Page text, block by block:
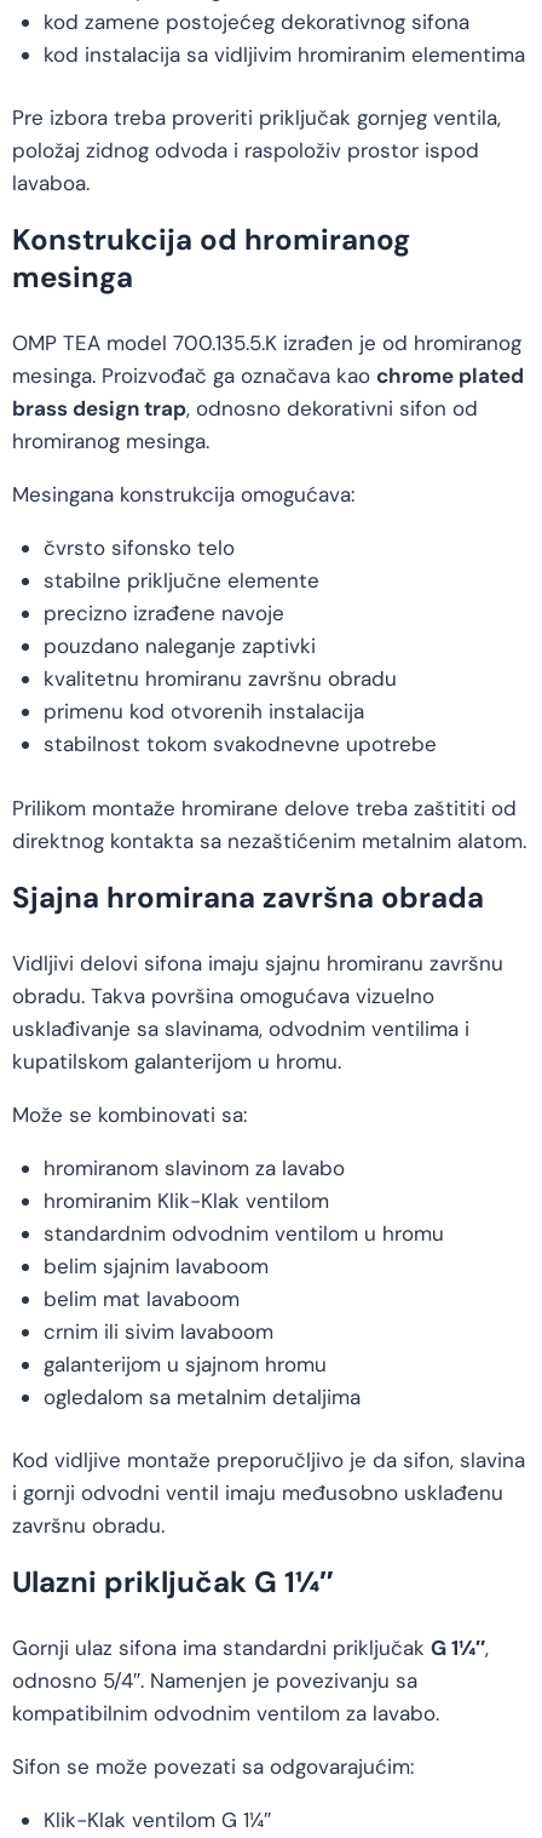
kod zamene postojećeg dekorativnog sifona
kod instalacija sa vidljivim hromiranim elementima
Pre izbora treba proveriti priključak gornjeg ventila,
položaj zidnog odvoda i raspoloživ prostor ispod
lavaboa.
Konstrukcija od hromiranog
mesinga
OMP TEA model 700.135.5.K izrađen je od hromiranog
mesinga. Proizvođač ga označava kao chrome plated
brass design trap, odnosno dekorativni sifon od
hromiranog mesinga.
Mesingana konstrukcija omogućava:
čvrsto sifonsko telo
stabilne priključne elemente
precizno izrađene navoje
pouzdano naleganje zaptivki
kvalitetnu hromiranu završnu obradu
primenu kod otvorenih instalacija
stabilnost tokom svakodnevne upotrebe
Prilikom montaže hromirane delove treba zaštititi od
direktnog kontakta sa nezaštićenim metalnim alatom.
Sjajna hromirana završna obrada
Vidljivi delovi sifona imaju sjajnu hromiranu završnu
obradu. Takva površina omogućava vizuelno
usklađivanje sa slavinama, odvodnim ventilima i
kupatilskom galanterijom u hromu.
Može se kombinovati sa:
hromiranom slavinom za lavabo
hromiranim Klik-Klak ventilom
standardnim odvodnim ventilom u hromu
belim sjajnim lavaboom
belim mat lavaboom
crnim ili sivim lavaboom
galanterijom u sjajnom hromu
ogledalom sa metalnim detaljima
Kod vidljive montaže preporučljivo je da sifon, slavina
i gornji odvodni ventil imaju međusobno usklađenu
završnu obradu.
Ulazni priključak G 1¼″
Gornji ulaz sifona ima standardni priključak G 1¼″,
odnosno 5/4″. Namenjen je povezivanju sa
kompatibilnim odvodnim ventilom za lavabo.
Sifon se može povezati sa odgovarajućim:
Klik-Klak ventilom G 1¼″